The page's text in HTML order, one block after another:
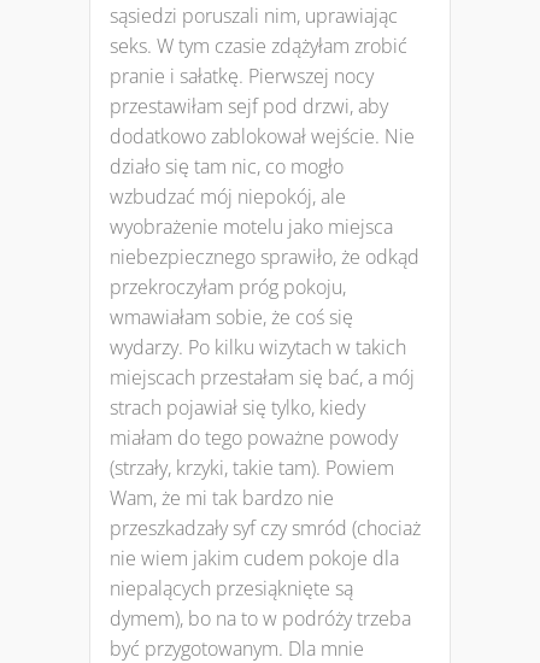
sąsiedzi poruszali nim, uprawiając
seks. W tym czasie zdążyłam zrobić
pranie i sałatkę. Pierwszej nocy
przestawiłam sejf pod drzwi, aby
dodatkowo zablokował wejście. Nie
działo się tam nic, co mogło
wzbudzać mój niepokój, ale
wyobrażenie motelu jako miejsca
niebezpiecznego sprawiło, że odkąd
przekroczyłam próg pokoju,
wmawiałam sobie, że coś się
wydarzy. Po kilku wizytach w takich
miejscach przestałam się bać, a mój
strach pojawiał się tylko, kiedy
miałam do tego poważne powody
(strzały, krzyki, takie tam). Powiem
Wam, że mi tak bardzo nie
przeszkadzały syf czy smród (chociaż
nie wiem jakim cudem pokoje dla
niepalących przesiąknięte są
dymem), bo na to w podróży trzeba
być przygotowanym. Dla mnie